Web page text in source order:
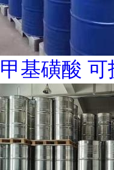
甲基磺酸 可